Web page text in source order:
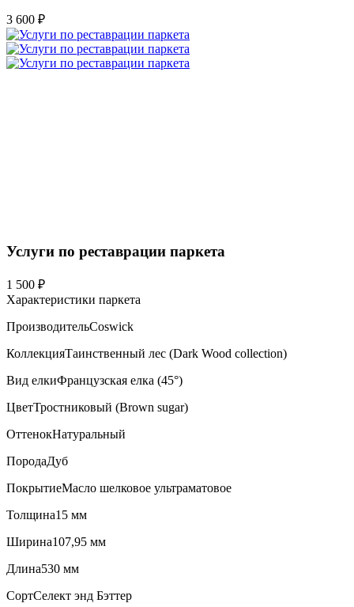
3 600 ₽
Услуги по реставрации паркета
1 500 ₽
Характеристики паркета
ПроизводительCoswick
КоллекцияТаинственный лес (Dark Wood collection)
Вид елкиФранцузская елка (45°)
ЦветТростниковый (Brown sugar)
ОттенокНатуральный
ПородаДуб
ПокрытиеМасло шелковое ультраматовое
Толщина15 мм
Ширина107,95 мм
Длина530 мм
СортСелект энд Бэттер